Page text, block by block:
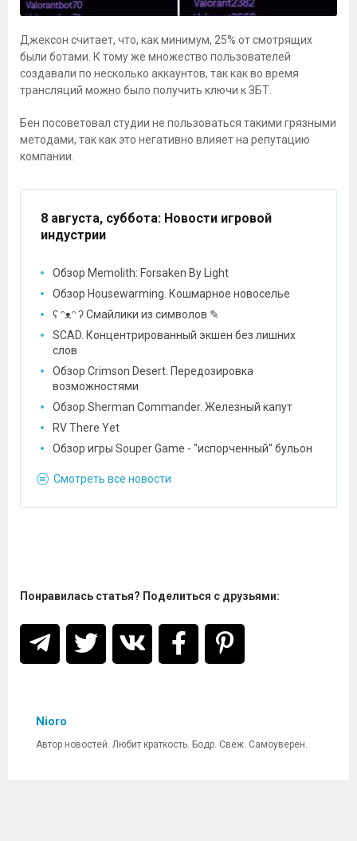
Джексон считает, что, как минимум, 25% от смотрящих
были ботами. К тому же множество пользователей
создавали по несколько аккаунтов, так как во время
трансляций можно было получить ключи к ЗБТ.
Бен посоветовал студии не пользоваться такими грязными
методами, так как это негативно влияет на репутацию
компании.
8 августа, суббота: Новости игровой
индустрии
Обзор Memolith: Forsaken By Light
Обзор Housewarming. Кошмарное новоселье
ʕ ᵔᴥᵔ ʔ Смайлики из символов ✎
SCAD. Концентрированный экшен без лишних
слов
Обзор Crimson Desert. Передозировка
возможностями
Обзор Sherman Commander. Железный капут
RV There Yet
Обзор игры Souper Game - "испорченный" бульон
Смотреть все новости
Понравилась статья? Поделиться с друзьями:
Nioro
Автор новостей. Любит краткость. Бодр. Свеж. Самоуверен.